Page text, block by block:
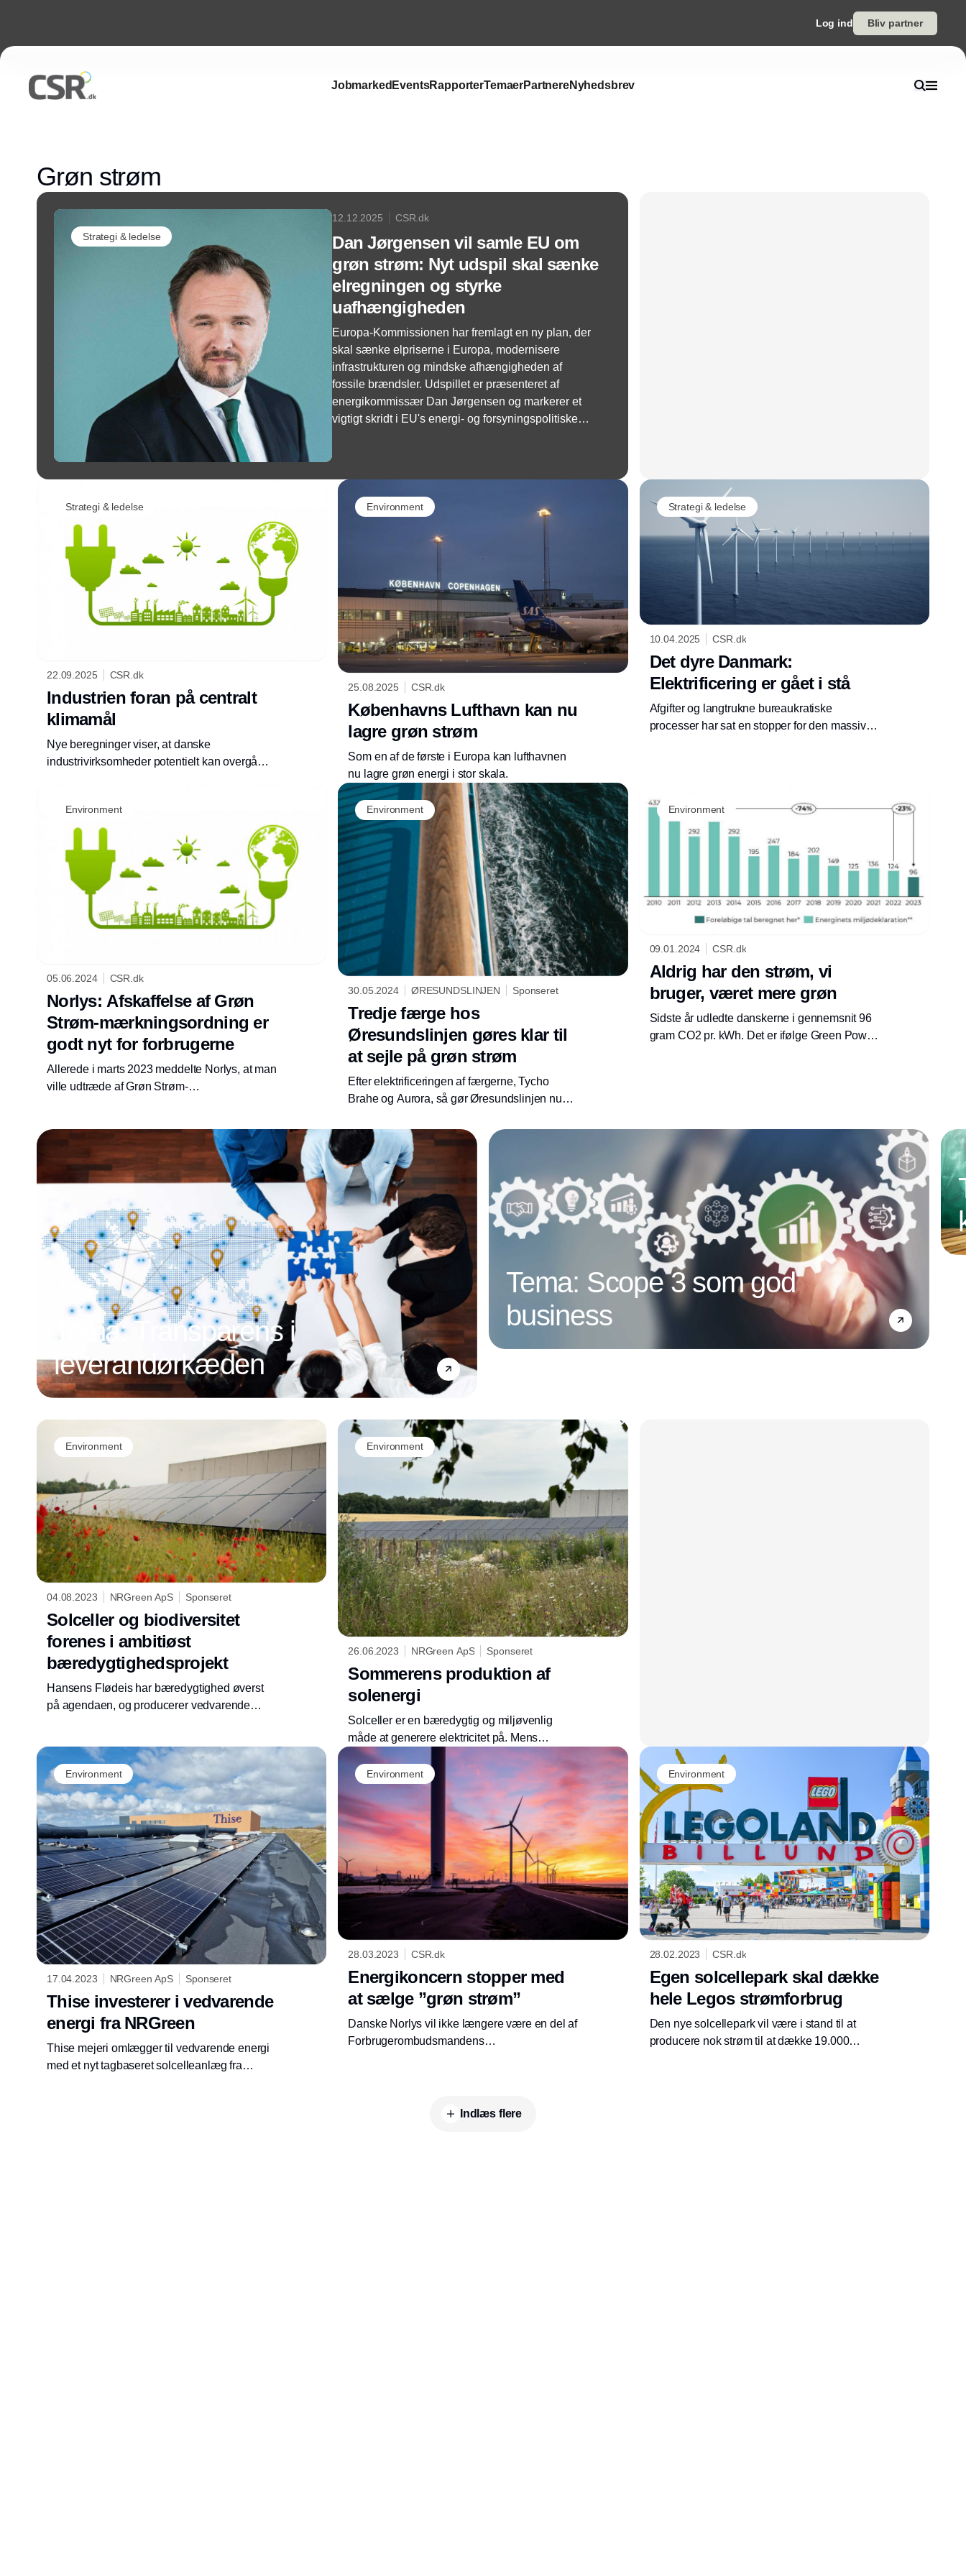
Log ind Bliv partner
Jobmarked EventsRapporterTemaerPartnereNyhedsbrev
Grøn strøm
Strategi & ledelse
12.12.2025 CSR.dk
Dan Jørgensen vil samle EU om
grøn strøm: Nyt udspil skal sænke
elregningen og styrke
uafhængigheden
Europa-Kommissionen har fremlagt en ny plan, der
skal sænke elpriserne i Europa, modernisere
infrastrukturen og mindske afhængigheden af
fossile brændsler. Udspillet er præsenteret af
energikommissær Dan Jørgensen og markerer et
vigtigt skridt i EU's energi- og forsyningspolitiske
Strategi & ledelse
22.09.2025 CSR.dk
Industrien foran på centralt
klimamål
Nye beregninger viser, at danske
industrivirksomheder potentielt kan overgå
erhvervslivet.
Environment
25.08.2025 CSR.dk
Københavns Lufthavn kan nu
lagre grøn strøm
Som en af de første i Europa kan lufthavnen
nu lagre grøn energi i stor skala.
Strategi & ledelse
10.04.2025 CSR.dk
Det dyre Danmark:
Elektrificering er gået i stå
Afgifter og langtrukne bureaukratiske
processer har sat en stopper for den massive
Annonce
Environment
05.06.2024 CSR.dk
Norlys: Afskaffelse af Grøn
Strøm-mærkningsordning er
godt nyt for forbrugerne
Allerede i marts 2023 meddelte Norlys, at man
ville udtræde af Grøn Strøm-
vildledende for forbrugerne. Derfor hilser
Norlys Forbrugerombudsmandens beslutning
om at ophæve ordningen velkommen.
Environment
30.05.2024 ØRESUNDSLINJEN Sponseret
Tredje færge hos
Øresundslinjen gøres klar til
at sejle på grøn strøm
Efter elektrificeringen af færgerne, Tycho
Brahe og Aurora, så gør Øresundslinjen nu
Hamlet, til drift på batterier ladet med strøm fra
vind- og solenergi.
Environment
09.01.2024 CSR.dk
Aldrig har den strøm, vi
bruger, været mere grøn
Sidste år udledte danskerne i gennemsnit 96
gram CO2 pr. kWh. Det er ifølge Green Power
Tema: Transparens i
leverandørkæden
Tema: Scope 3 som god
business
Annonce
Environment
04.08.2023 NRGreen ApS Sponseret
Solceller og biodiversitet
forenes i ambitiøst
bæredygtighedsprojekt
Hansens Flødeis har bæredygtighed øverst
på agendaen, og producerer vedvarende
Environment
26.06.2023 NRGreen ApS Sponseret
Sommerens produktion af
solenergi
Solceller er en bæredygtig og miljøvenlig
måde at generere elektricitet på. Mens
solceller er effektive året rundt, er det særligt
en fordel at have solceller installeret om
sommeren. Men hvordan påvirker sommeren
solcellernes energiproduktion?
Environment
17.04.2023 NRGreen ApS Sponseret
Thise investerer i vedvarende
energi fra NRGreen
Thise mejeri omlægger til vedvarende energi
med et nyt tagbaseret solcelleanlæg fra
Environment
28.03.2023 CSR.dk
Energikoncern stopper med
at sælge ”grøn strøm”
Danske Norlys vil ikke længere være en del af
Forbrugerombudsmandens
Environment
28.02.2023 CSR.dk
Egen solcellepark skal dække
hele Legos strømforbrug
Den nye solcellepark vil være i stand til at
producere nok strøm til at dække 19.000
Indlæs flere